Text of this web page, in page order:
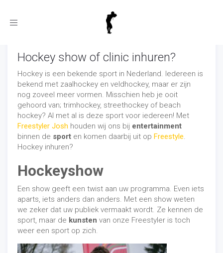
Toggle
Hockey show of clinic inhuren?
Hockey is een bekende sport in Nederland. Iedereen is
bekend met zaalhockey en veldhockey, maar er zijn
nog zoveel meer vormen. Misschien heb je ooit
gehoord van; trimhockey, streethockey of beach
hockey? Al met al is deze sport voor iedereen! Met
Freestyler Josh houden wij ons bij entertainment
binnen de sport en komen daarbij uit op Freestyle.
Hockey inhuren?
Hockeyshow
Een show geeft een twist aan uw programma. Even iets
aparts, iets anders dan anders. Met een show weten
we zeker dat uw publiek vermaakt wordt. Ze kennen de
sport, maar de kunsten van onze Freestyler is toch
weer een sport op zich.